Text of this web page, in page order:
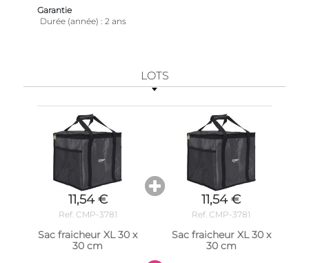
Garantie
Durée (année)
2 ans
LOTS
11,54 €
Ref. CMP-3781
Sac fraicheur XL 30 x
30 cm
11,54 €
Ref. CMP-3781
Sac fraicheur XL 30 x
30 cm